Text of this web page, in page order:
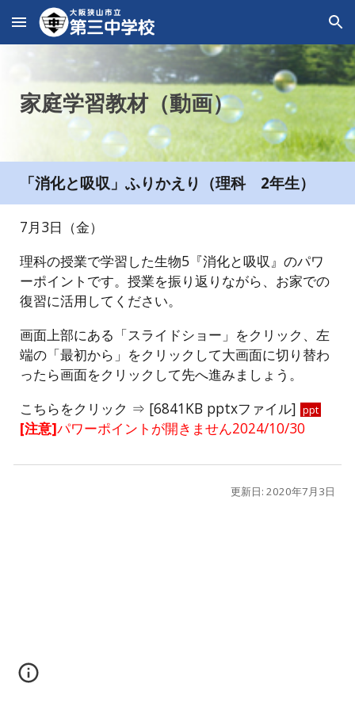
Skip to main content Skip to navigation
家庭学習教材（動画）
「消化と吸収」ふりかえり（理科 2年生）
7月3日（金）
理科の授業で学習した生物5『消化と吸収』のパワ
ーポイントです。授業を振り返りながら、お家での
復習に活用してください。
画面上部にある「スライドショー」をクリック、左
端の「最初から」をクリックして大画面に切り替わ
ったら画面をクリックして先へ進みましょう。
こちらをクリック ⇒ [6841KB pptxファイル]ppt
[注意]パワーポイントが開きません2024/10/30
更新日: 2020年7月3日